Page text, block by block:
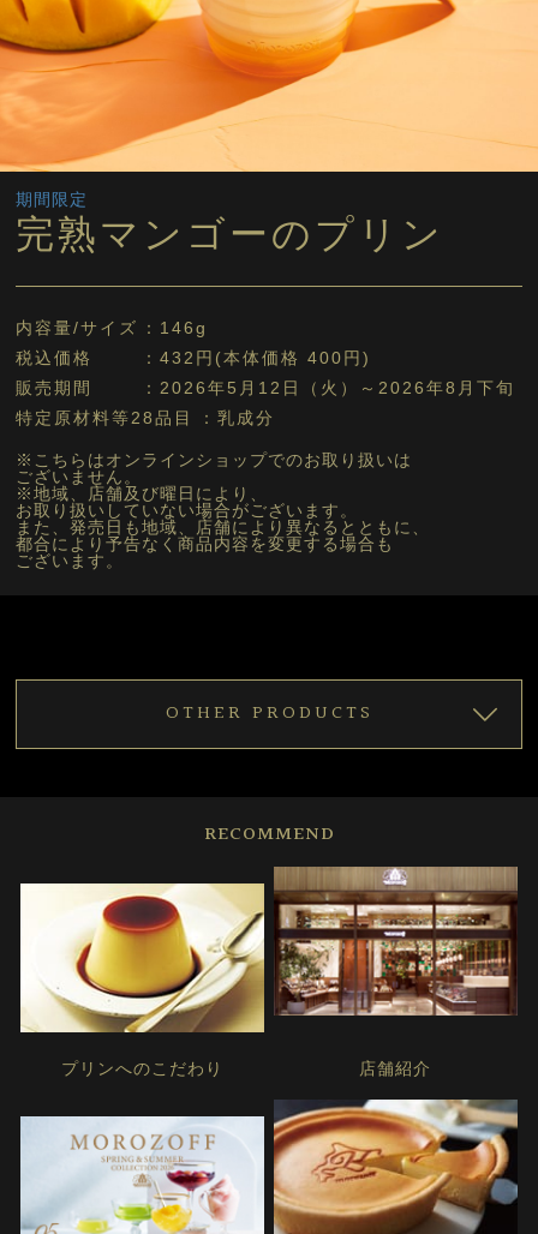
期間限定
完熟マンゴーのプリン
内容量/サイズ
146g
税込価格
432円(本体価格 400円)
販売期間
2026年5月12日（火）～2026年8月下旬
特定原材料等28品目
乳成分
※こちらはオンラインショップでのお取り扱いは
ございません。
※地域、店舗及び曜日により、
お取り扱いしていない場合がございます。
また、発売日も地域、店舗により異なるとともに、
都合により予告なく商品内容を変更する場合も
ございます。
OTHER PRODUCTS
RECOMMEND
プリンへのこだわり 店舗紹介